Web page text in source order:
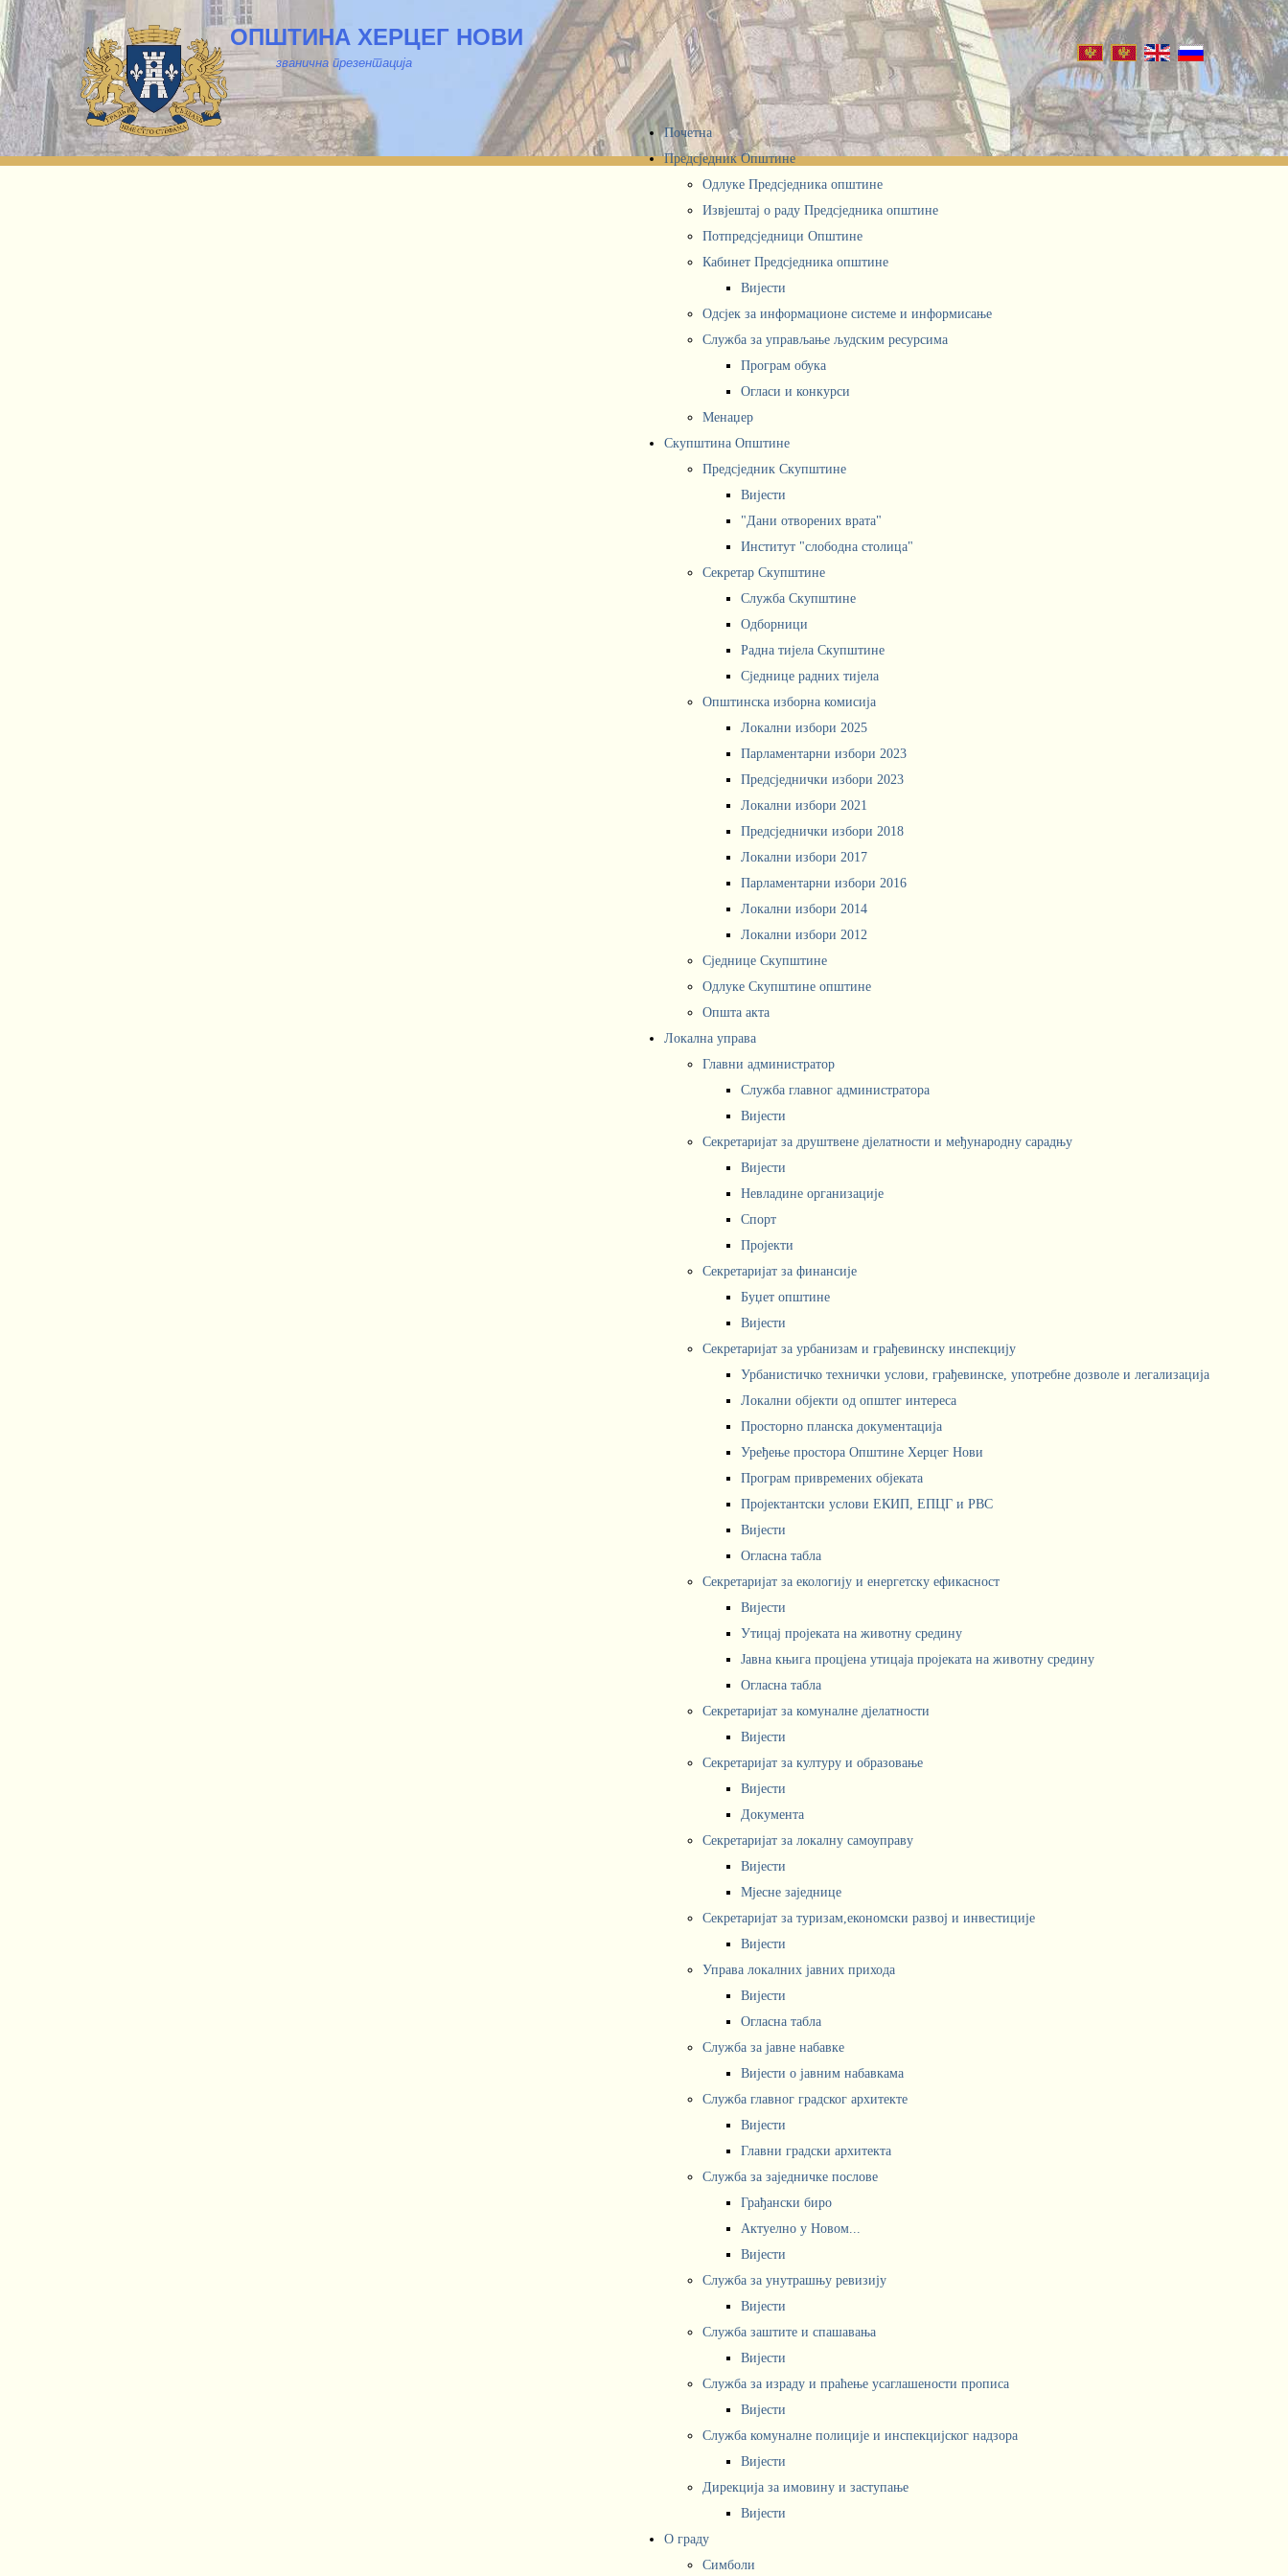
ОПШТИНА ХЕРЦЕГ НОВИ
званична презентација
Почетна
Предсједник Општине
Одлуке Предсједника општине
Извјештај о раду Предсједника општине
Потпредсједници Општине
Кабинет Предсједника oпштине
Вијести
Одсјек за информационе системе и информисање
Служба за управљање људским ресурсима
Програм обука
Огласи и конкурси
Менаџер
Скупштина Општине
Предсједник Скупштине
Вијести
"Дани отворених врата"
Институт "слободна столица"
Секретар Скупштине
Служба Скупштине
Одборници
Радна тијела Скупштине
Сједнице радних тијела
Општинска изборна комисија
Локални избори 2025
Парламентарни избори 2023
Предсједнички избори 2023
Локални избори 2021
Предсједнички избори 2018
Локални избори 2017
Парламентарни избори 2016
Локални избори 2014
Локални избори 2012
Сједнице Скупштине
Одлуке Скупштине општине
Општа акта
Локална управа
Главни администратор
Служба главног администратора
Вијести
Секретаријат за друштвене дјелатности и међународну сарадњу
Вијести
Невладине организације
Спорт
Пројекти
Секретаријат за финансије
Буџет општине
Вијести
Секретаријат за урбанизам и грађевинску инспекцију
Урбанистичко технички услови, грађевинске, употребне дозволе и легализација
Локални објекти од општег интереса
Просторно планска документација
Уређење простора Општине Херцег Нови
Програм привремених објеката
Пројектантски услови ЕКИП, ЕПЦГ и РВС
Вијести
Огласна табла
Секретаријат за екологију и енергетску ефикасност
Вијести
Утицај пројеката на животну средину
Јавна књига процјена утицаја пројеката на животну средину
Огласна табла
Секретаријат за комуналне дјелатности
Вијести
Секретаријат за културу и образовање
Вијести
Документа
Секретаријат за локалну самоуправу
Вијести
Мјесне заједнице
Секретаријат за туризам,економски развој и инвестиције
Вијести
Управа локалних јавних прихода
Вијести
Огласна табла
Служба за јавне набавке
Вијести о јавним набавкама
Служба главног градског архитекте
Вијести
Главни градски архитекта
Служба за заједничке послове
Грађански биро
Актуелно у Новом...
Вијести
Служба за унутрашњу ревизију
Вијести
Служба заштите и спашавања
Вијести
Служба за израду и праћење усаглашености прописа
Вијести
Служба комуналне полиције и инспекцијског надзора
Вијести
Дирекција за имовину и заступање
Вијести
О граду
Симболи